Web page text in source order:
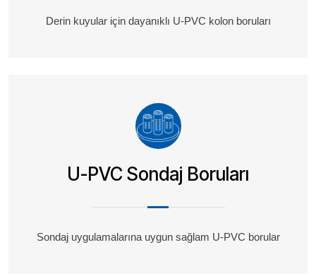
Derin kuyular için dayanıklı U-PVC kolon boruları
U-PVC Sondaj Boruları
Sondaj uygulamalarına uygun sağlam U-PVC borular